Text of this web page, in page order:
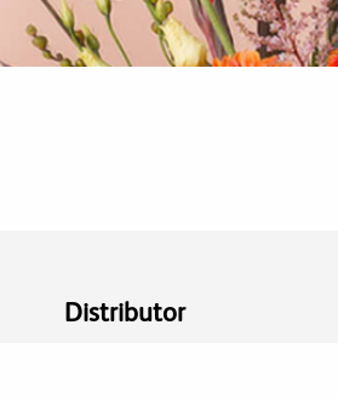
Distributor